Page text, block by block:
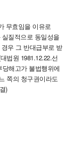
무효임을 이유로
실질적으로 동일성을
우 그 반대급부로 받
법원 1981.12.22.선
해고가 불법행위에
쪽의 청구권이라도
)